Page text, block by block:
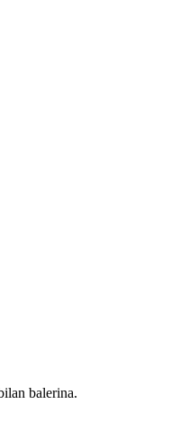
balerina.